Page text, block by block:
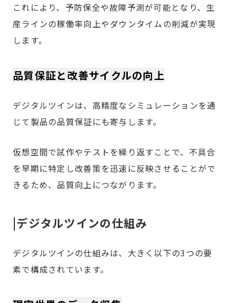
これにより、予防保全や故障予測が可能となり、生
産ラインの稼働率向上やダウンタイムの削減が実現
します。
品質保証と改善サイクルの向上
デジタルツインは、高精度なシミュレーションを通
じて製品の品質保証にも寄与します。
仮想空間で試作やテストを繰り返すことで、不具合
を早期に特定し改善策を迅速に反映させることがで
きるため、品質向上につながります。
|デジタルツインの仕組み
デジタルツインの仕組みは、大きく以下の3つの要
素で構成されています。